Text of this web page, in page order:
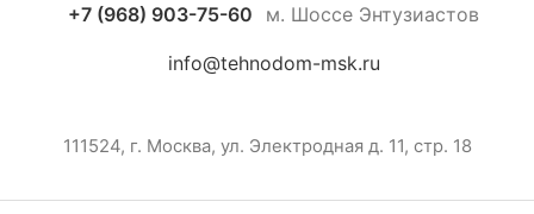
+7 (968) 903-75-60 м. Шоссе Энтузиастов
info@tehnodom-msk.ru
111524, г. Москва, ул. Электродная д. 11, стр. 18